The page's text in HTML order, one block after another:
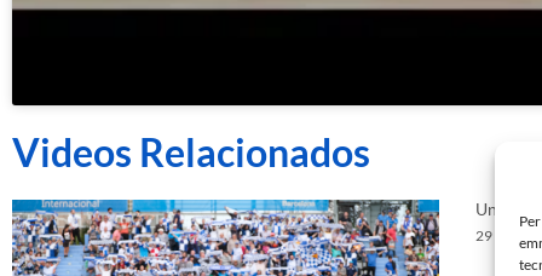
Videos Relacionados
29 d'abril